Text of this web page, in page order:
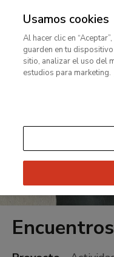
MENÚ
contenido
principal
Usamos cookies
Al hacer clic en
guarden en tu
sitio, analizar el uso del
estudios para marketing.